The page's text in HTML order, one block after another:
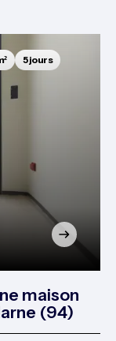
5 jours
maison
(94)